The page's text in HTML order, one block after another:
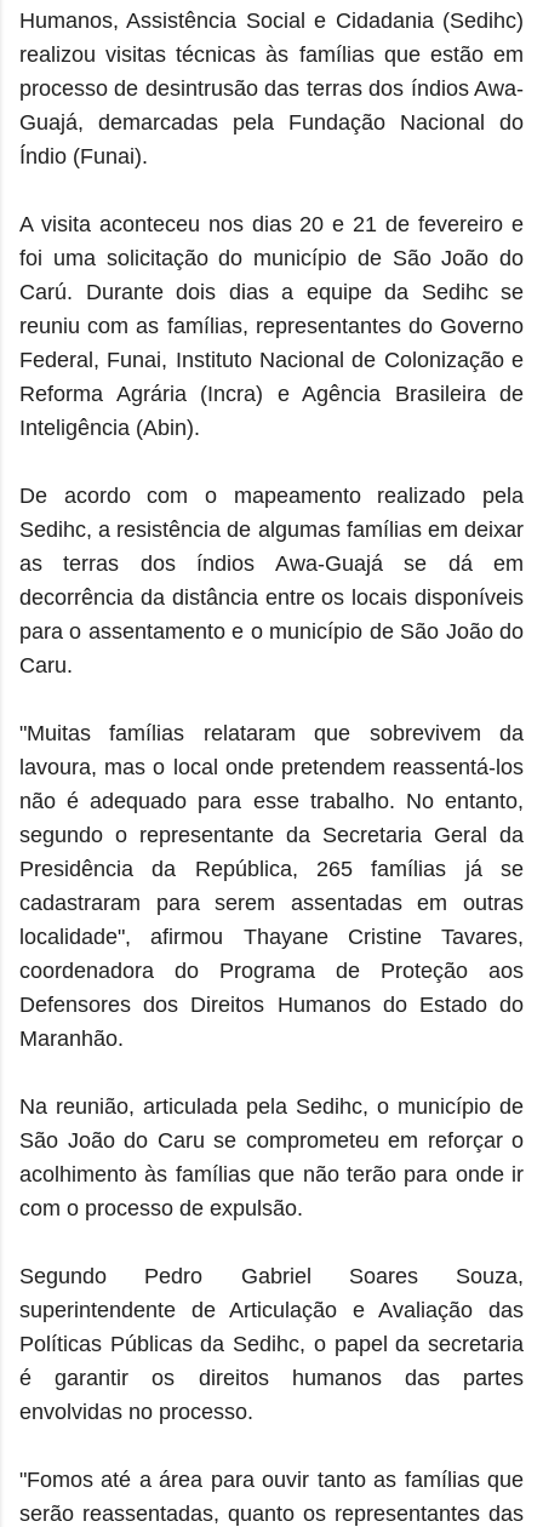
Humanos, Assistência Social e Cidadania (Sedihc)
realizou visitas técnicas às famílias que estão em
processo de desintrusão das terras dos índios Awa-
Guajá, demarcadas pela Fundação Nacional do
Índio (Funai).
A visita aconteceu nos dias 20 e 21 de fevereiro e
foi uma solicitação do município de São João do
Carú. Durante dois dias a equipe da Sedihc se
reuniu com as famílias, representantes do Governo
Federal, Funai, Instituto Nacional de Colonização e
Reforma Agrária (Incra) e Agência Brasileira de
Inteligência (Abin).
De acordo com o mapeamento realizado pela
Sedihc, a resistência de algumas famílias em deixar
as terras dos índios Awa-Guajá se dá em
decorrência da distância entre os locais disponíveis
para o assentamento e o município de São João do
Caru.
"Muitas famílias relataram que sobrevivem da
lavoura, mas o local onde pretendem reassentá-los
não é adequado para esse trabalho. No entanto,
segundo o representante da Secretaria Geral da
Presidência da República, 265 famílias já se
cadastraram para serem assentadas em outras
localidade", afirmou Thayane Cristine Tavares,
coordenadora do Programa de Proteção aos
Defensores dos Direitos Humanos do Estado do
Maranhão.
Na reunião, articulada pela Sedihc, o município de
São João do Caru se comprometeu em reforçar o
acolhimento às famílias que não terão para onde ir
com o processo de expulsão.
Segundo Pedro Gabriel Soares Souza,
superintendente de Articulação e Avaliação das
Políticas Públicas da Sedihc, o papel da secretaria
é garantir os direitos humanos das partes
envolvidas no processo.
"Fomos até a área para ouvir tanto as famílias que
serão reassentadas, quanto os representantes das